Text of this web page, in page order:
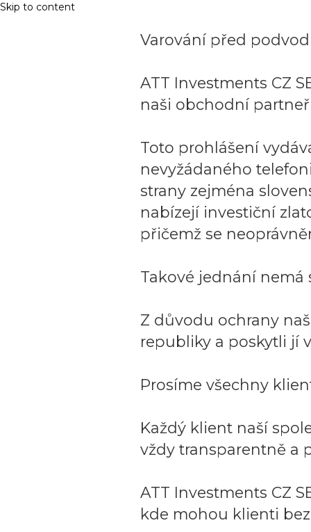
Skip to content
Varování před
ATT Investments CZ
naši obchodní
Toto prohlášení
nevyžádaného
strany zejména
nabízejí investiční
přičemž se
Takové jednání nemá
Z důvodu ochrany
republiky a poskytli jí
Prosíme všechny
Každý klient naší
vždy transparentně a
ATT Investments CZ
kde mohou klienti